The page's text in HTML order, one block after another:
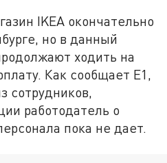
IKEA окончательно
но в данный
ходить на
Как сообщает Е1,
сотрудников,
работодатель о
пока не дает.